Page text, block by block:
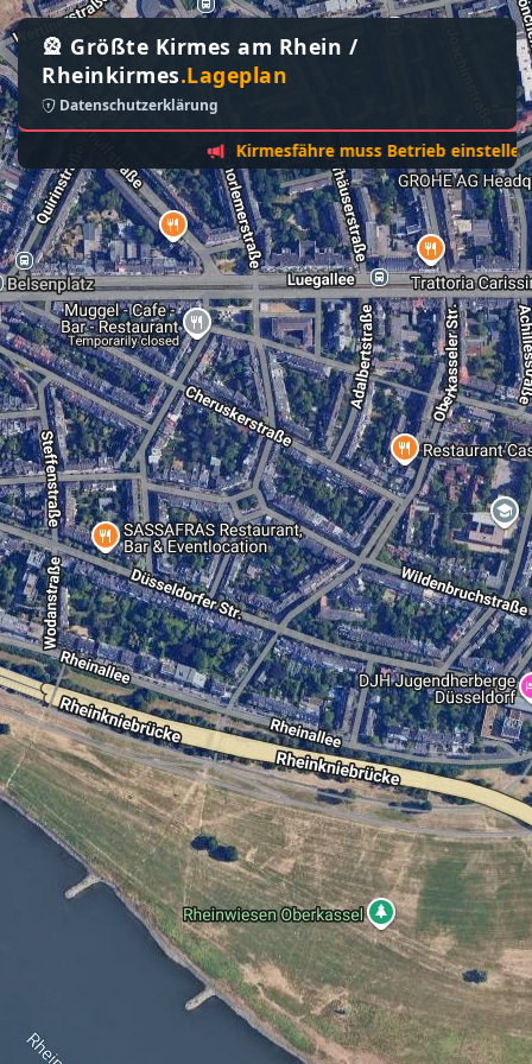
🎡 Größte Kirmes am Rhein /
Rheinkirmes.Lageplan
Datenschutzerklärung
Kirmesfähre muss Betrieb einstellen -